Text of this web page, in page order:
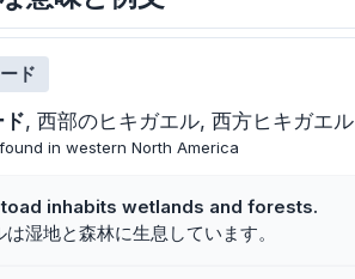
ド
西部のヒキガエル 西方ヒキガエル
in western North America
inhabits wetlands and forests.
湿地と森林に生息しています。